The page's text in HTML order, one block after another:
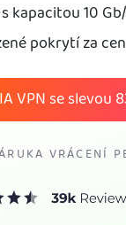
kapacitou 10
pokrytí za
VPN se slevou
VRÁCENÍ